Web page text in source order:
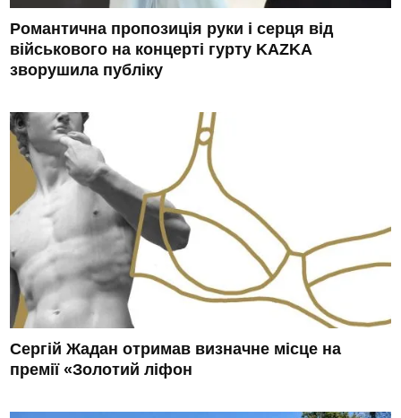
Романтична пропозиція руки і серця від
військового на концерті гурту KAZKA
зворушила публіку
Сергій Жадан отримав визначне місце на
премії «Золотий ліфон